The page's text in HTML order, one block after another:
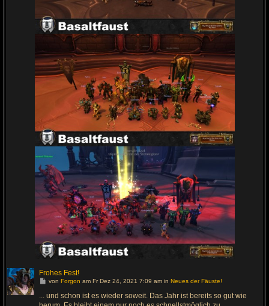
Frohes Fest!
G
h
e
von Forgon am Fr Dez 24, 2021 7:09 am in Neues der Fäuste!
... und schon ist es wieder soweit. Das Jahr ist bereits so gut wie